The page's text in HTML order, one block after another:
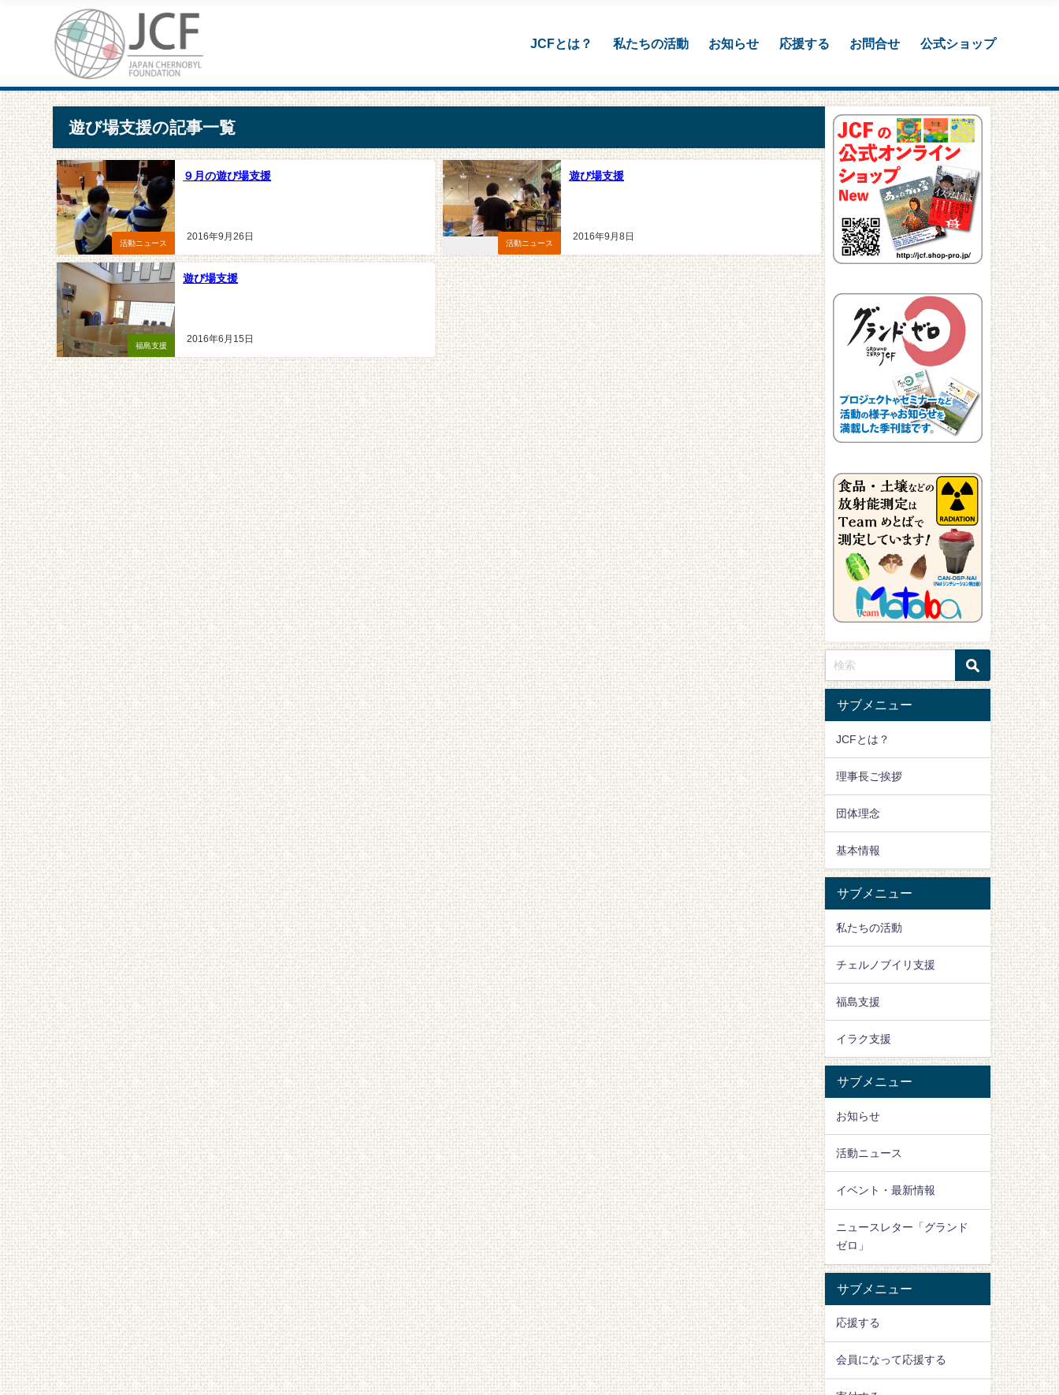
JCFとは？ 私たちの活動 お知らせ 応援する お問合せ 公式ショップ
遊び場支援の記事一覧
活動ニュース
９月の遊び場支援
2016年9月26日
活動ニュース
遊び場支援
2016年9月8日
福島支援
遊び場支援
2016年6月15日
サブメニュー
JCFとは？
理事長ご挨拶
団体理念
基本情報
サブメニュー
私たちの活動
チェルノブイリ支援
福島支援
イラク支援
サブメニュー
お知らせ
活動ニュース
イベント・最新情報
ニュースレター「グランド
ゼロ」
サブメニュー
応援する
会員になって応援する